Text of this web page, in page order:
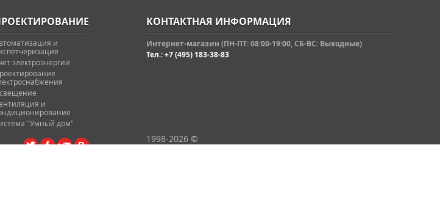
и
электроэнергии
и
"Умный дом"
КОНТАКТНАЯ ИНФОРМАЦИЯ
Интернет-магазин (ПН-ПТ: 08:00-19:00, СБ-ВС: Выходные)
Тел.: +7 (495) 183-38-83
1998-2026 ©